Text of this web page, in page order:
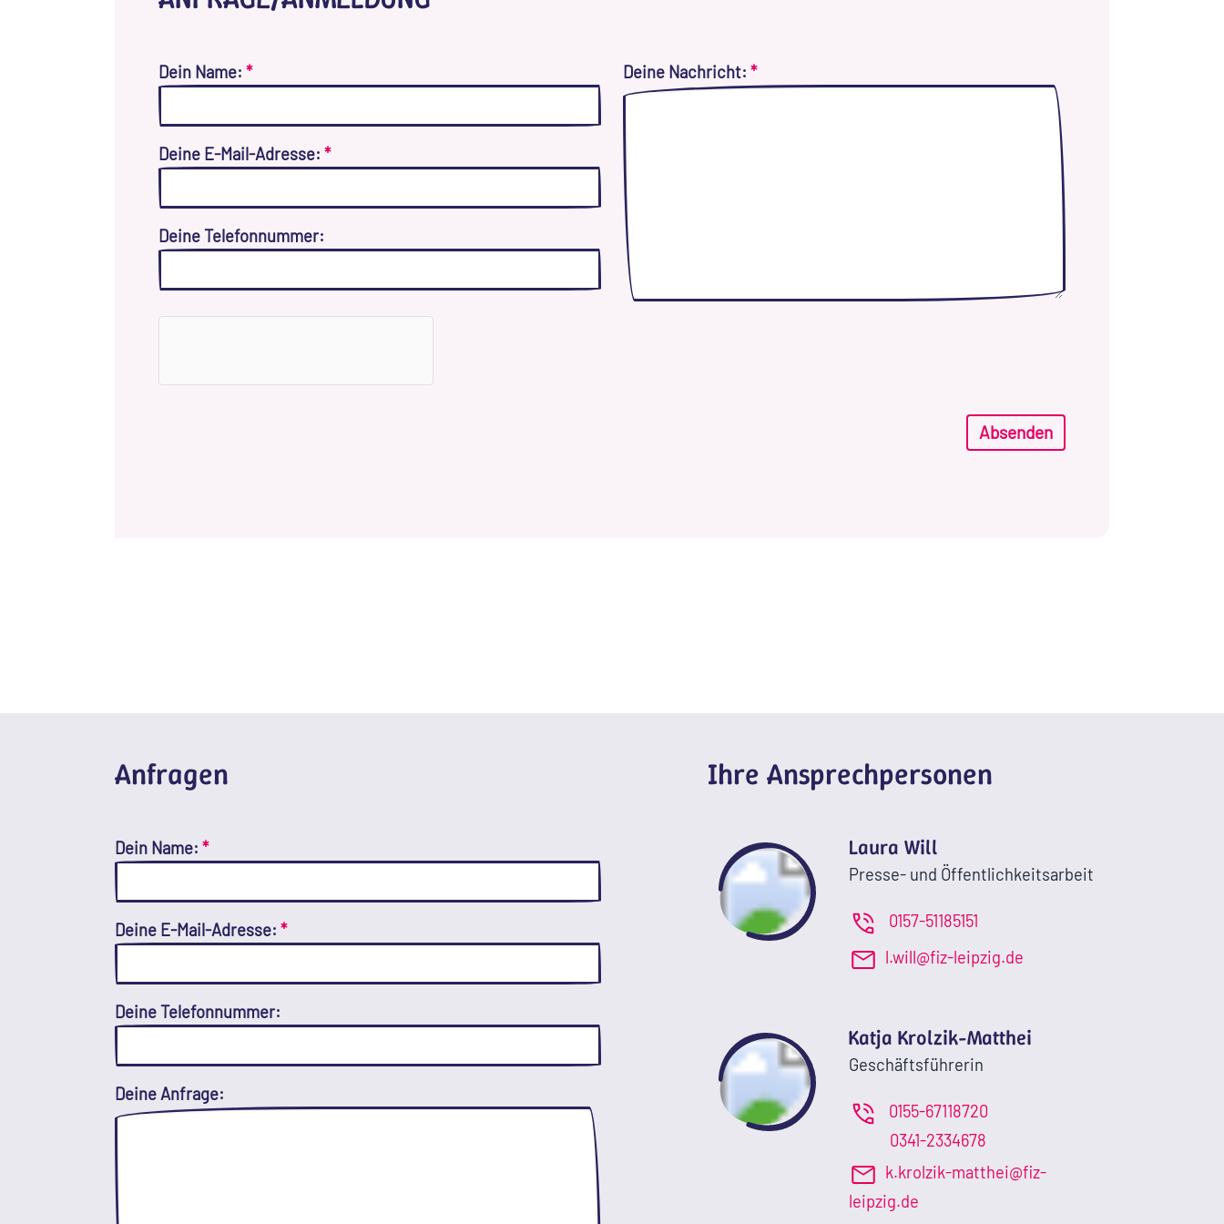
Dein Name: *
Deine E-Mail-Adresse: *
Deine Telefonnummer:
Deine Nachricht: *
Absenden
Anfragen
Dein Name: *
Deine E-Mail-Adresse: *
Deine Telefonnummer:
Deine Anfrage:
Ihre Ansprechpersonen
Laura Will
Presse- und Öffentlichkeitsarbeit
0157-51185151
l.will@fiz-leipzig.de
Katja Krolzik-Matthei
Geschäftsführerin
0155-67118720
0341-2334678
k.krolzik-matthei@fiz-
leipzig.de